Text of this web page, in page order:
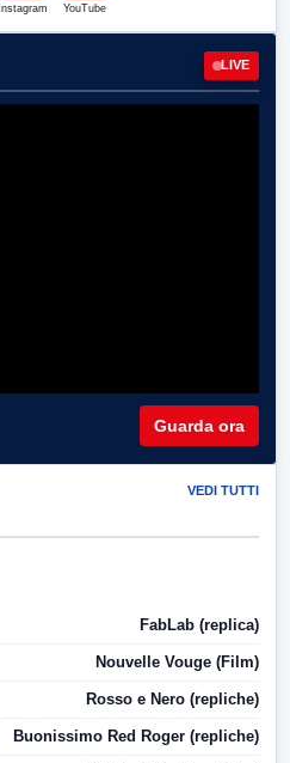
Instagram YouTube
LIVE
Guarda ora
VEDI TUTTI
FabLab (replica)
Nouvelle Vouge (Film)
Rosso e Nero (repliche)
Buonissimo Red Roger (repliche)